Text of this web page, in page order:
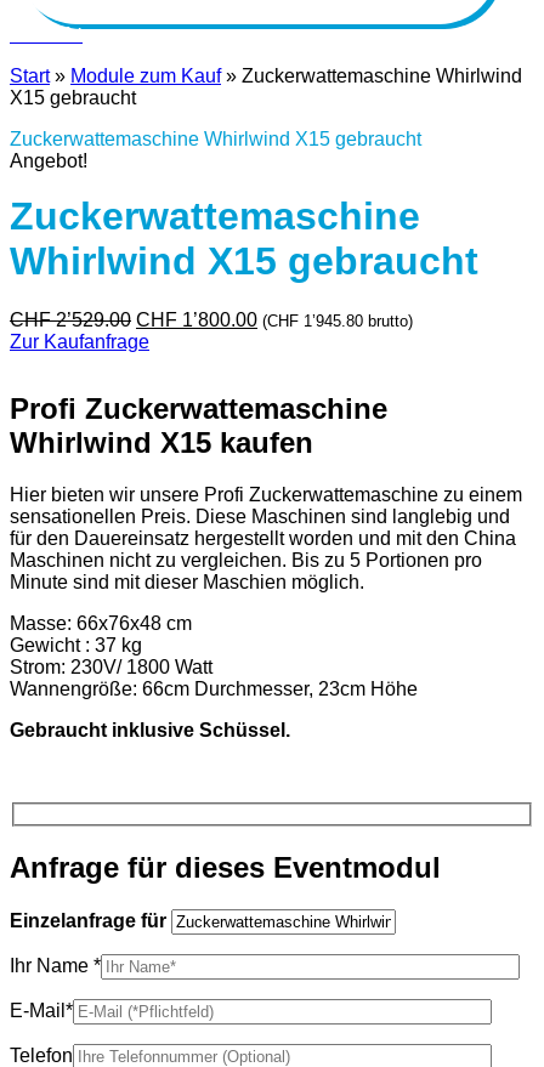
Kontakt
Start» Module zum Kauf» Zuckerwattemaschine Whirlwind
X15 gebraucht
Zuckerwattemaschine Whirlwind X15 gebraucht
Angebot!
Zuckerwattemaschine
Whirlwind X15 gebraucht
CHF2’529.00 Ursprünglicher
Preis
CHF 1’800.00Aktueller
(CHF 1’945.80 brutto)
Zur Kaufanfrage
Profi Zuckerwattemaschine
Whirlwind X15 kaufen
Hier bieten wir unsere Profi Zuckerwattemaschine zu einem
sensationellen Preis. Diese Maschinen sind langlebig und
für den Dauereinsatz hergestellt worden und mit den China
Maschinen nicht zu vergleichen. Bis zu 5 Portionen pro
Minute sind mit dieser Maschien möglich.
Masse: 66x76x48 cm
Gewicht : 37 kg
Strom: 230V/ 1800 Watt
Wannengröße: 66cm Durchmesser, 23cm Höhe
Gebraucht inklusive Schüssel.
Anfrage für dieses Eventmodul
Einzelanfrage für
Ihr Name *
E-Mail*
Telefon